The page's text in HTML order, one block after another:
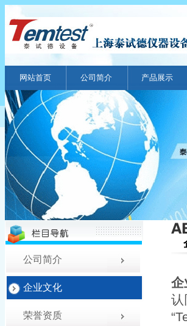
网站首页 公司简介 产品展示
公司简介
企业文化
荣誉资质
企
认